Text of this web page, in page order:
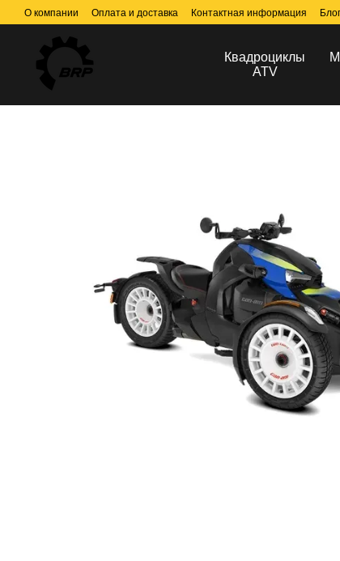
Перейти к основному контенту
О компании Оплата и доставка Контактная информация Блог
Квадроциклы
ATV